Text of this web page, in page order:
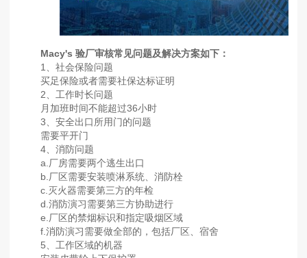
Macy's 验厂审核常见问题及解决方案如下：
1、社会保险问题
买足保险或者需要社保达标证明
2、工作时长问题
月加班时间不能超过36小时
3、安全出口所用门的问题
需要平开门
4、消防问题
a.厂房需要两个逃生出口
b.厂区需要安装喷淋系统、消防栓
c.灭火器需要第三方的年检
d.消防演习需要第三方协助进行
e.厂区的禁烟标识和指定吸烟区域
f.消防演习需要做全部的，包括厂区、宿舍
5、工作区域的机器